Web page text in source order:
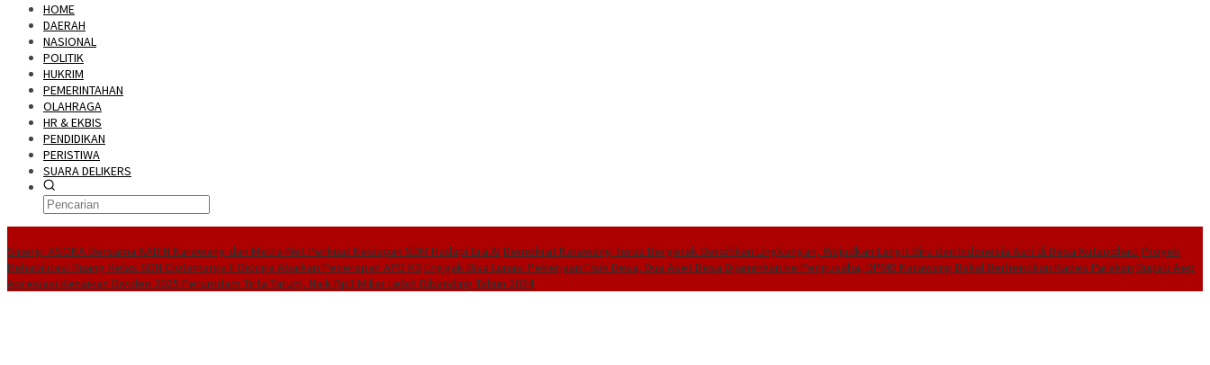
HOME
DAERAH
NASIONAL
POLITIK
HUKRIM
PEMERINTAHAN
OLAHRAGA
HR & EKBIS
PENDIDIKAN
PERISTIWA
SUARA DELIKERS
Sinergi ASOKA Bersama KADIN Karawang dan Metra-Net Perkuat Kesiapan SDM Hadapi Era AI Demokrat Karawang Terus Bergerak Bersihkan Lingkungan, Wujudkan Langit Biru dan Indonesia Asri di Desa Kutapohaci Proyek
Rehabilitasi Ruang Kelas SDN Ciptamarga II Diduga Abaikan Penerapan APD K3 Enggak Bisa Lunasi Pekerjaan Fisik Desa, Dua Aset Desa Dijaminkan ke Pengusaha, DPMD Karawang Bakal Berhentikan Kades Parakan Bupati Aep
Apresiasi Kenaikan Dividen 2025 Perumdam Tirta Tarum, Naik Rp3 Miliar Lebih Dibanding Tahun 2024